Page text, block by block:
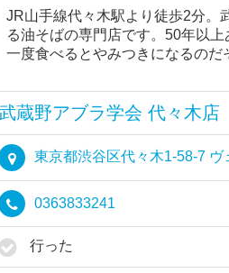
JR山手線代々木駅より徒歩2分。
る油そばの専門店です。50年以
一度食べるとやみつきになるのだ
蔵野アブラ学会 代々木店
東京都渋谷区代々木1-58-7
0363833241
行った